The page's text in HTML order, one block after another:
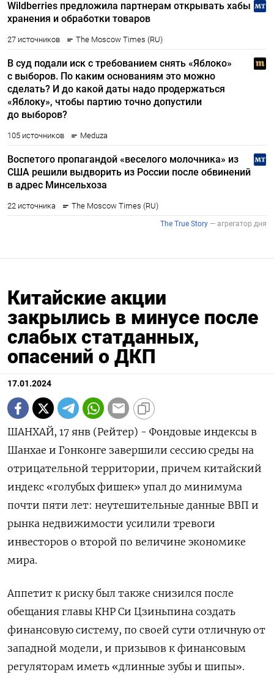
Китайские акции
закрылись в минусе после
слабых статданных,
опасений о ДКП
17.01.2024
ШАНХАЙ, 17 янв (Рейтер) - Фондовые индексы в
Шанхае и Гонконге завершили сессию среды на
отрицательной территории, причем китайский
индекс «голубых фишек» упал до минимума
почти пяти лет: неутешительные данные ВВП и
рынка недвижимости усилили тревоги
инвесторов о второй по величине экономике
мира.
Аппетит к риску был также снизился после
обещания главы КНР Си Цзиньпина создать
финансовую систему, по своей сути отличную от
западной модели, и призывов к финансовым
регуляторам иметь «длинные зубы и шипы».